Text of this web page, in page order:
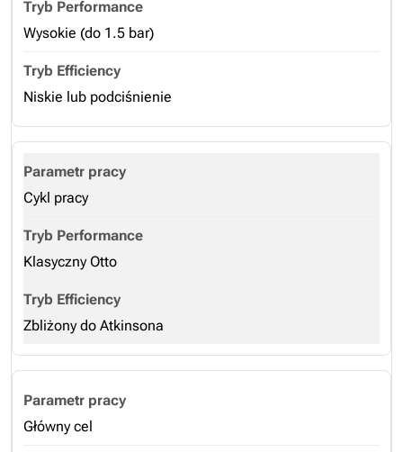
Wysokie (do 1.5 bar)
Niskie lub podciśnienie
Cykl pracy
Klasyczny Otto
Zbliżony do Atkinsona
Główny cel